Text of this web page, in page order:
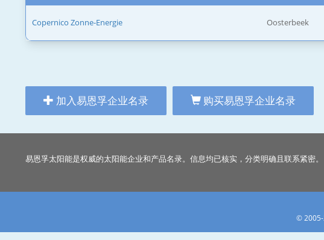
Copernico Zonne-Energie Oosterbeek
加入易恩孚企业名录 购买易恩孚企业名录
易恩孚太阳能是权威的太阳能企业和产品名录。信息均已核实，分类明确且联系紧密。
© 2005-